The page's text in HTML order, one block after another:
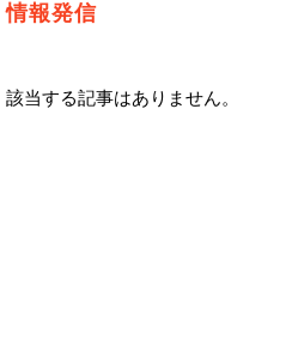
情報発信
該当する記事はありません。